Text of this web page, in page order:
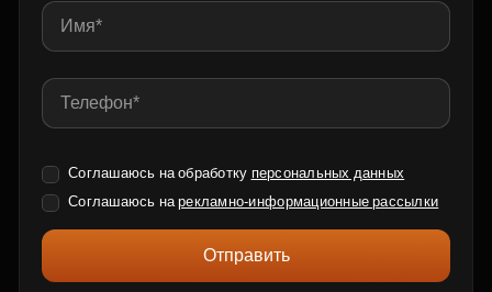
Соглашаюсь на обработку персональных данных
Соглашаюсь нарекламно-информационные рассылки
Отправить